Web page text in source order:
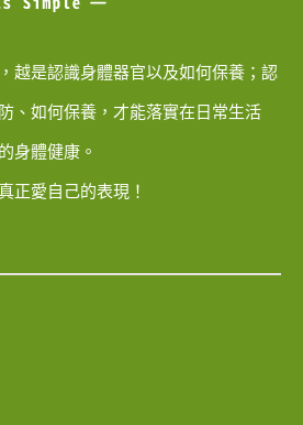
越是認識身體器官以及如何保養；認
、如何保養，才能落實在日常生活
身體健康。
正愛自己的表現！